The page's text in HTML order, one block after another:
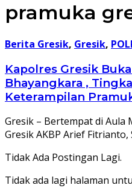
pramuka
Berita Gresik, Gresik,
Kapolres Gresik
Bhayangkara ,
Keterampilan
Gresik – Bertempat di Aula
Gresik AKBP Arief Fitrianto,
Tidak Ada Postingan Lagi.
Tidak ada lagi halaman